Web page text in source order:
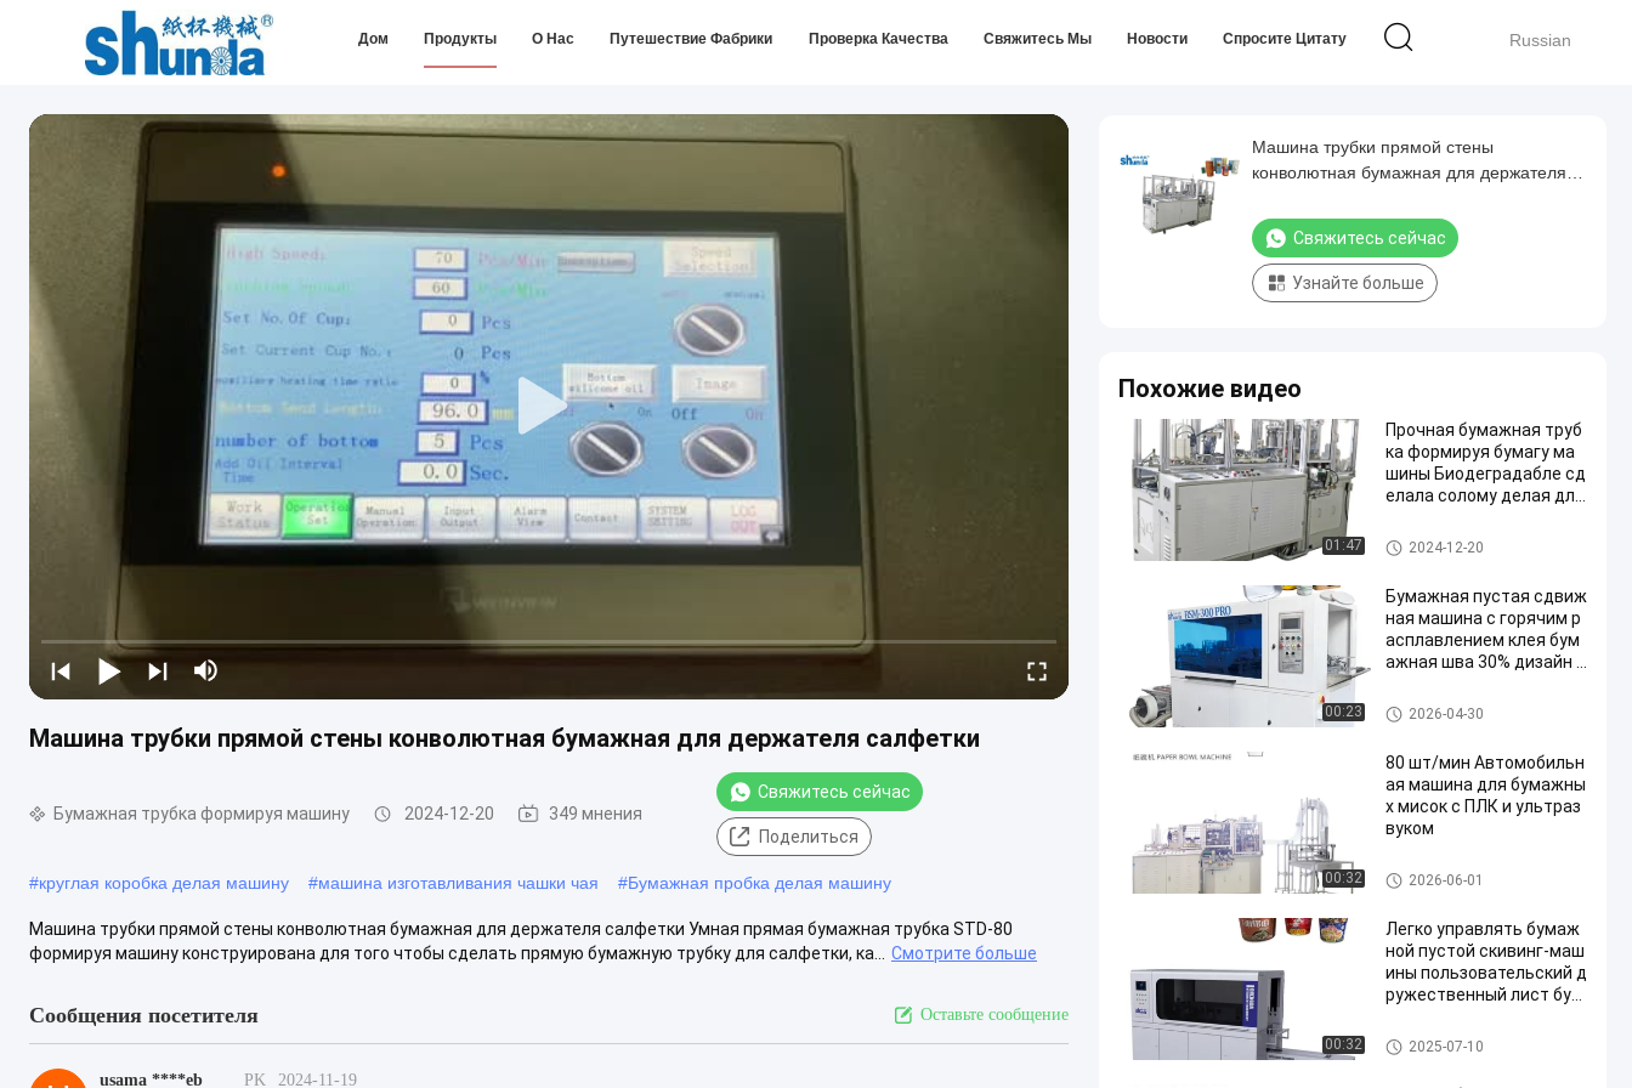
Russian
Дом Продукты О Нас Путешествие Фабрики Проверка Качества Свяжитесь Мы Новости Спросите Цитату
Машина трубки прямой стены конволютная бумажная для держателя салфетки
Бумажная трубка формируя машину 2024-12-20 349 мнения
Свяжитесь сейчас
Поделиться
#круглая коробка делая машину #машина изготавливания чашки чая #Бумажная пробка делая машину
Машина трубки прямой стены конволютная бумажная для держателя салфетки Умная прямая бумажная трубка STD-80
формируя машину конструирована для того чтобы сделать прямую бумажную трубку для салфетки, ка...
Смотрите больше
Сообщения посетителя Оставьте сообщение
usama ****eb PK 2024-11-19
Машина трубки прямой стены
конволютная бумажная для держателя
Свяжитесь сейчас
Узнайте больше
Похожие видео
01:47
Прочная бумажная труб
ка формируя бумагу ма
шины Биодеградабле сд
елала солому делая для
Бумажная трубка формируя
машину
2024-12-20
00:23
Бумажная пустая сдвиж
ная машина с горячим р
асплавлением клея бум
ажная шва 30% дизайн у
Бумажная сдвижная машин
а
2026-04-30
00:32
80 шт/мин Автомобильн
ая машина для бумажны
х мисок с ПЛК и ультраз
вуком
бумажный шар делая машин
у
2026-06-01
00:32
Легко управлять бумаж
ной пустой скивинг-маш
ины пользовательский д
ружественный лист бум
ия
Бумажная сдвижная машин
а
2025-07-10